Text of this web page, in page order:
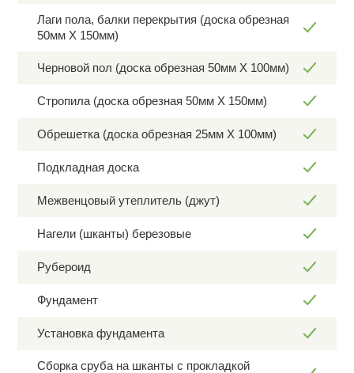
Лаги пола, балки перекрытия (доска обрезная
50мм Х 150мм)
Черновой пол (доска обрезная 50мм Х 100мм)
Стропила (доска обрезная 50мм Х 150мм)
Обрешетка (доска обрезная 25мм Х 100мм)
Подкладная доска
Межвенцовый утеплитель (джут)
Нагели (шканты) березовые
Рубероид
Фундамент
Установка фундамента
Сборка сруба на шканты с прокладкой